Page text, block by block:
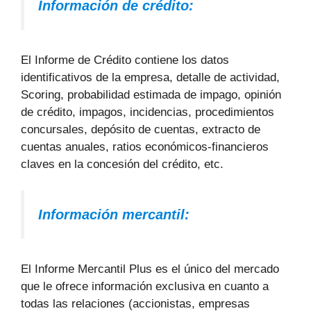
Información de crédito:
El Informe de Crédito contiene los datos
identificativos de la empresa, detalle de actividad,
Scoring, probabilidad estimada de impago, opinión
de crédito, impagos, incidencias, procedimientos
concursales, depósito de cuentas, extracto de
cuentas anuales, ratios económicos-financieros
claves en la concesión del crédito, etc.
Información mercantil:
El Informe Mercantil Plus es el único del mercado
que le ofrece información exclusiva en cuanto a
todas las relaciones (accionistas, empresas